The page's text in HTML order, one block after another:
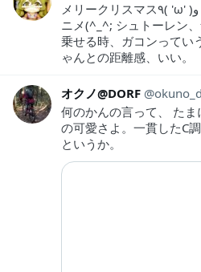
メリークリスマス٩( 'ω' )و 季節変わるの早い、このア
ニメ(^_^; シュトーレン
乗せる時、ガコンってい
ゃんとの距離感、いい。
オクノ@DORF
何のかんの言って、 た
の可愛さよ。一貫したC
というか。